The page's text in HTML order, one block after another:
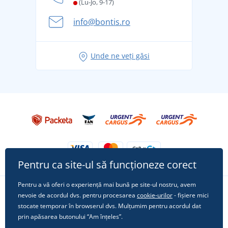
Aventura de vară începe cu bagajul - pregătiți-vă
Tricoul preferat City în rol principal: ținute pentru
(Lu-Jo, 9-17)
info@bontis.ro
Unde ne veți găsi
Urmărește-ne pe rețelele sociale
Pentru ca site-ul să funcționeze corect
Pentru a vă oferi o experiență mai bună pe site-ul nostru, avem
nevoie de acordul dvs. pentru procesarea cookie-urilor- fișiere mici
stocate temporar în browserul dvs. Mulțumim pentru acordul dat
prin apăsarea butonului “Am înțeles”.